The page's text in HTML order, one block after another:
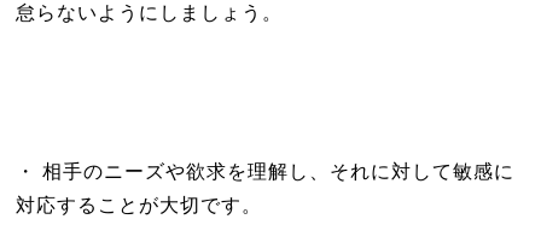
怠らないようにしましょう。
・ 相手のニーズや欲求を理解し、それに対して敏感に
対応することが大切です。